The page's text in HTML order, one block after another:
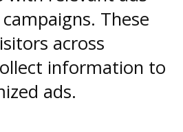
These
across
information to
ads.